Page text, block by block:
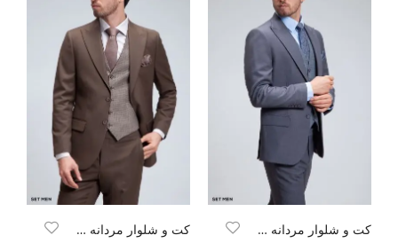
کت و شلوار مردانه سه تکه ژیله دورو کت و شلوار مردانه سه تکه ژیله دورو